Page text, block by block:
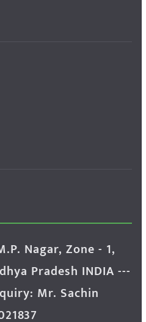
Nagar, Zone - 1,
Pradesh INDIA ---
Mr. Sachin